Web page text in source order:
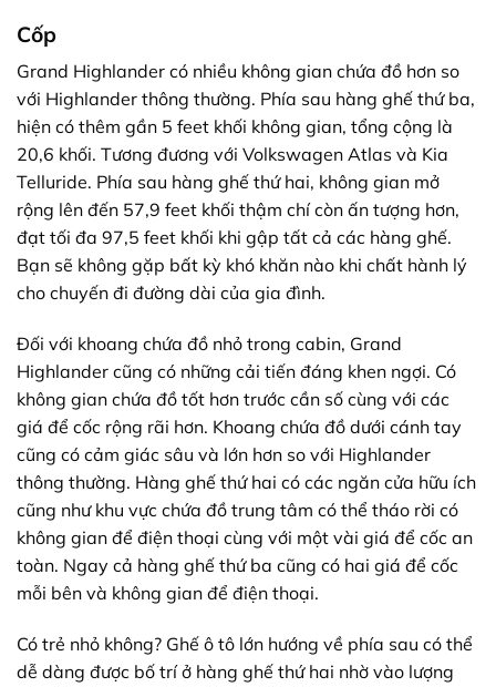
Cốp
Grand Highlander có nhiều không gian chứa đồ hơn so
với Highlander thông thường. Phía sau hàng ghế thứ ba,
hiện có thêm gần 5 feet khối không gian, tổng cộng là
20,6 khối. Tương đương với Volkswagen Atlas và Kia
Telluride. Phía sau hàng ghế thứ hai, không gian mở
rộng lên đến 57,9 feet khối thậm chí còn ấn tượng hơn,
đạt tối đa 97,5 feet khối khi gập tất cả các hàng ghế.
Bạn sẽ không gặp bất kỳ khó khăn nào khi chất hành lý
cho chuyến đi đường dài của gia đình.
Đối với khoang chứa đồ nhỏ trong cabin, Grand
Highlander cũng có những cải tiến đáng khen ngợi. Có
không gian chứa đồ tốt hơn trước cần số cùng với các
giá để cốc rộng rãi hơn. Khoang chứa đồ dưới cánh tay
cũng có cảm giác sâu và lớn hơn so với Highlander
thông thường. Hàng ghế thứ hai có các ngăn cửa hữu ích
cũng như khu vực chứa đồ trung tâm có thể tháo rời có
không gian để điện thoại cùng với một vài giá để cốc an
toàn. Ngay cả hàng ghế thứ ba cũng có hai giá để cốc
mỗi bên và không gian để điện thoại.
Có trẻ nhỏ không? Ghế ô tô lớn hướng về phía sau có thể
dễ dàng được bố trí ở hàng ghế thứ hai nhờ vào lượng